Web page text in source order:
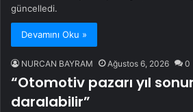
güncelledi.
Devamını Oku »
NURCAN BAYRAM Ağustos 6, 2026 0
“Otomotiv pazarı yıl
daralabilir”